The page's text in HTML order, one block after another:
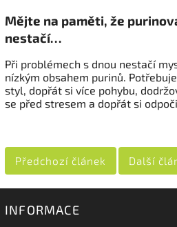
Mějte na paměti, že
nestačí…
Při problémech s dnou nestačí
nízkým obsahem purinů.
styl, dopřát si více pohybu,
se před stresem a dopřát si
Předchozí článek Další
INFORMACE